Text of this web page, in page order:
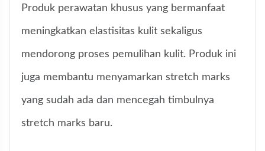
Produk perawatan khusus yang bermanfaat
meningkatkan elastisitas kulit sekaligus
mendorong proses pemulihan kulit. Produk ini
juga membantu menyamarkan stretch marks
yang sudah ada dan mencegah timbulnya
stretch marks baru.